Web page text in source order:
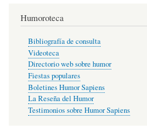
Humoroteca
Bibliografía de consulta
Videoteca
Directorio web sobre humor
Fiestas populares
Boletines Humor Sapiens
La Reseña del Humor
Testimonios sobre Humor Sapiens